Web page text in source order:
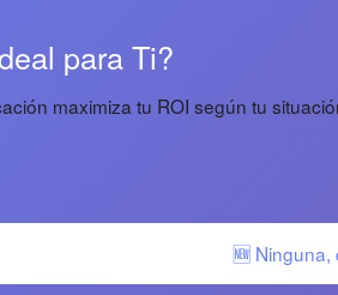
para Ti?
maximiza tu ROI según tu
🆕 Ninguna,